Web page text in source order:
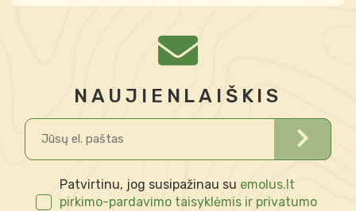
NAUJIENLAIŠKIS
Patvirtinu, jog susipažinau su emolus.lt
pirkimo-pardavimo taisyklėmis ir privatumo